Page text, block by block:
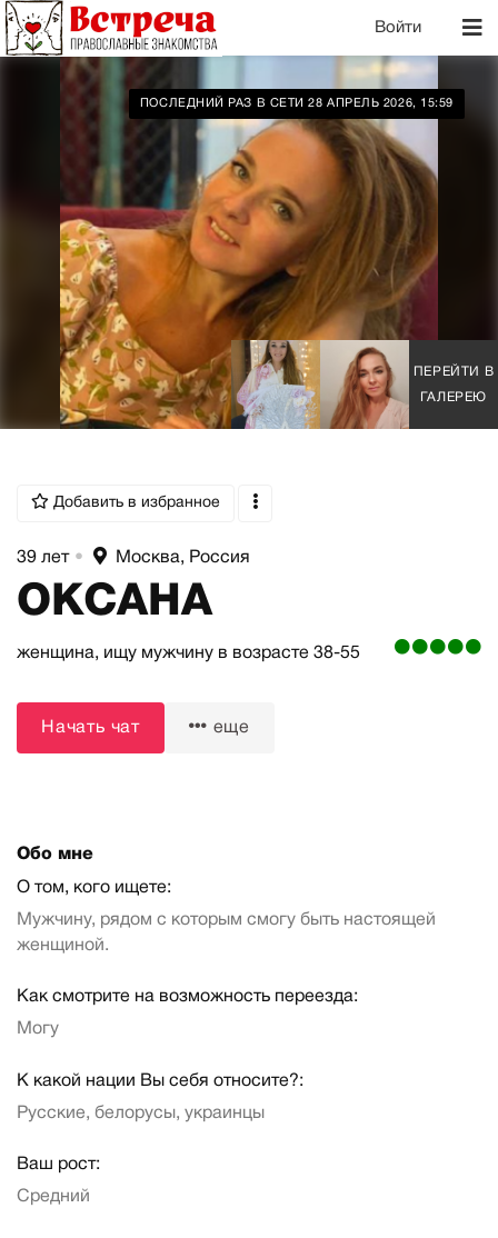
Войти
ПОСЛЕДНИЙ РАЗ В СЕТИ 28 АПРЕЛЬ 2026, 15:59
ПЕРЕЙТИ В
ГАЛЕРЕЮ
Добавить в избранное
39 лет • Москва, Россия
ОКСАНА
женщина, ищу мужчину в возрасте 38-55
Начать чат еще
Обо мне
О том, кого ищете:
Мужчину, рядом с которым смогу быть настоящей
женщиной.
Как смотрите на возможность переезда:
Могу
К какой нации Вы себя относите?:
Русские, белорусы, украинцы
Ваш рост:
Средний